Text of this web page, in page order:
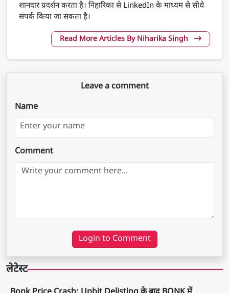
शानदार प्रदर्शन करता है। निहारिका से LinkedIn के माध्यम से सीधे
संपर्क किया जा सकता है।
Read More Articles By Niharika Singh
Leave a comment
Name
Comment
Login to Comment
लेटेस्ट